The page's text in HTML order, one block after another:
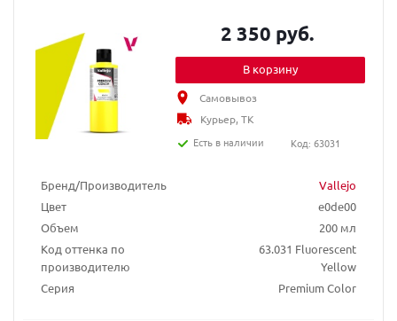
Бренд/Производитель
Vallejo
Цвет
e0de00
Объем
200 мл
Код оттенка по
производителю
63.031 Fluorescent
Yellow
Серия
Premium Color
2 350 руб.
В корзину
Самовывоз
Курьер, ТК
Есть в наличии
Код: 63031